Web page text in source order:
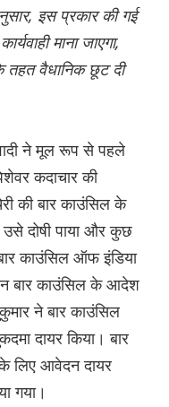
इस प्रकार की गई
माना जाएगा,
तहत वैधानिक छूट दी
ने मूल रूप से पहले
कदाचार की
की बार काउंसिल के
दोषी पाया और कुछ
काउंसिल ऑफ इंडिया
बार काउंसिल के आदेश
ने बार काउंसिल
दायर किया। बार
के लिए आवेदन दायर
गया।